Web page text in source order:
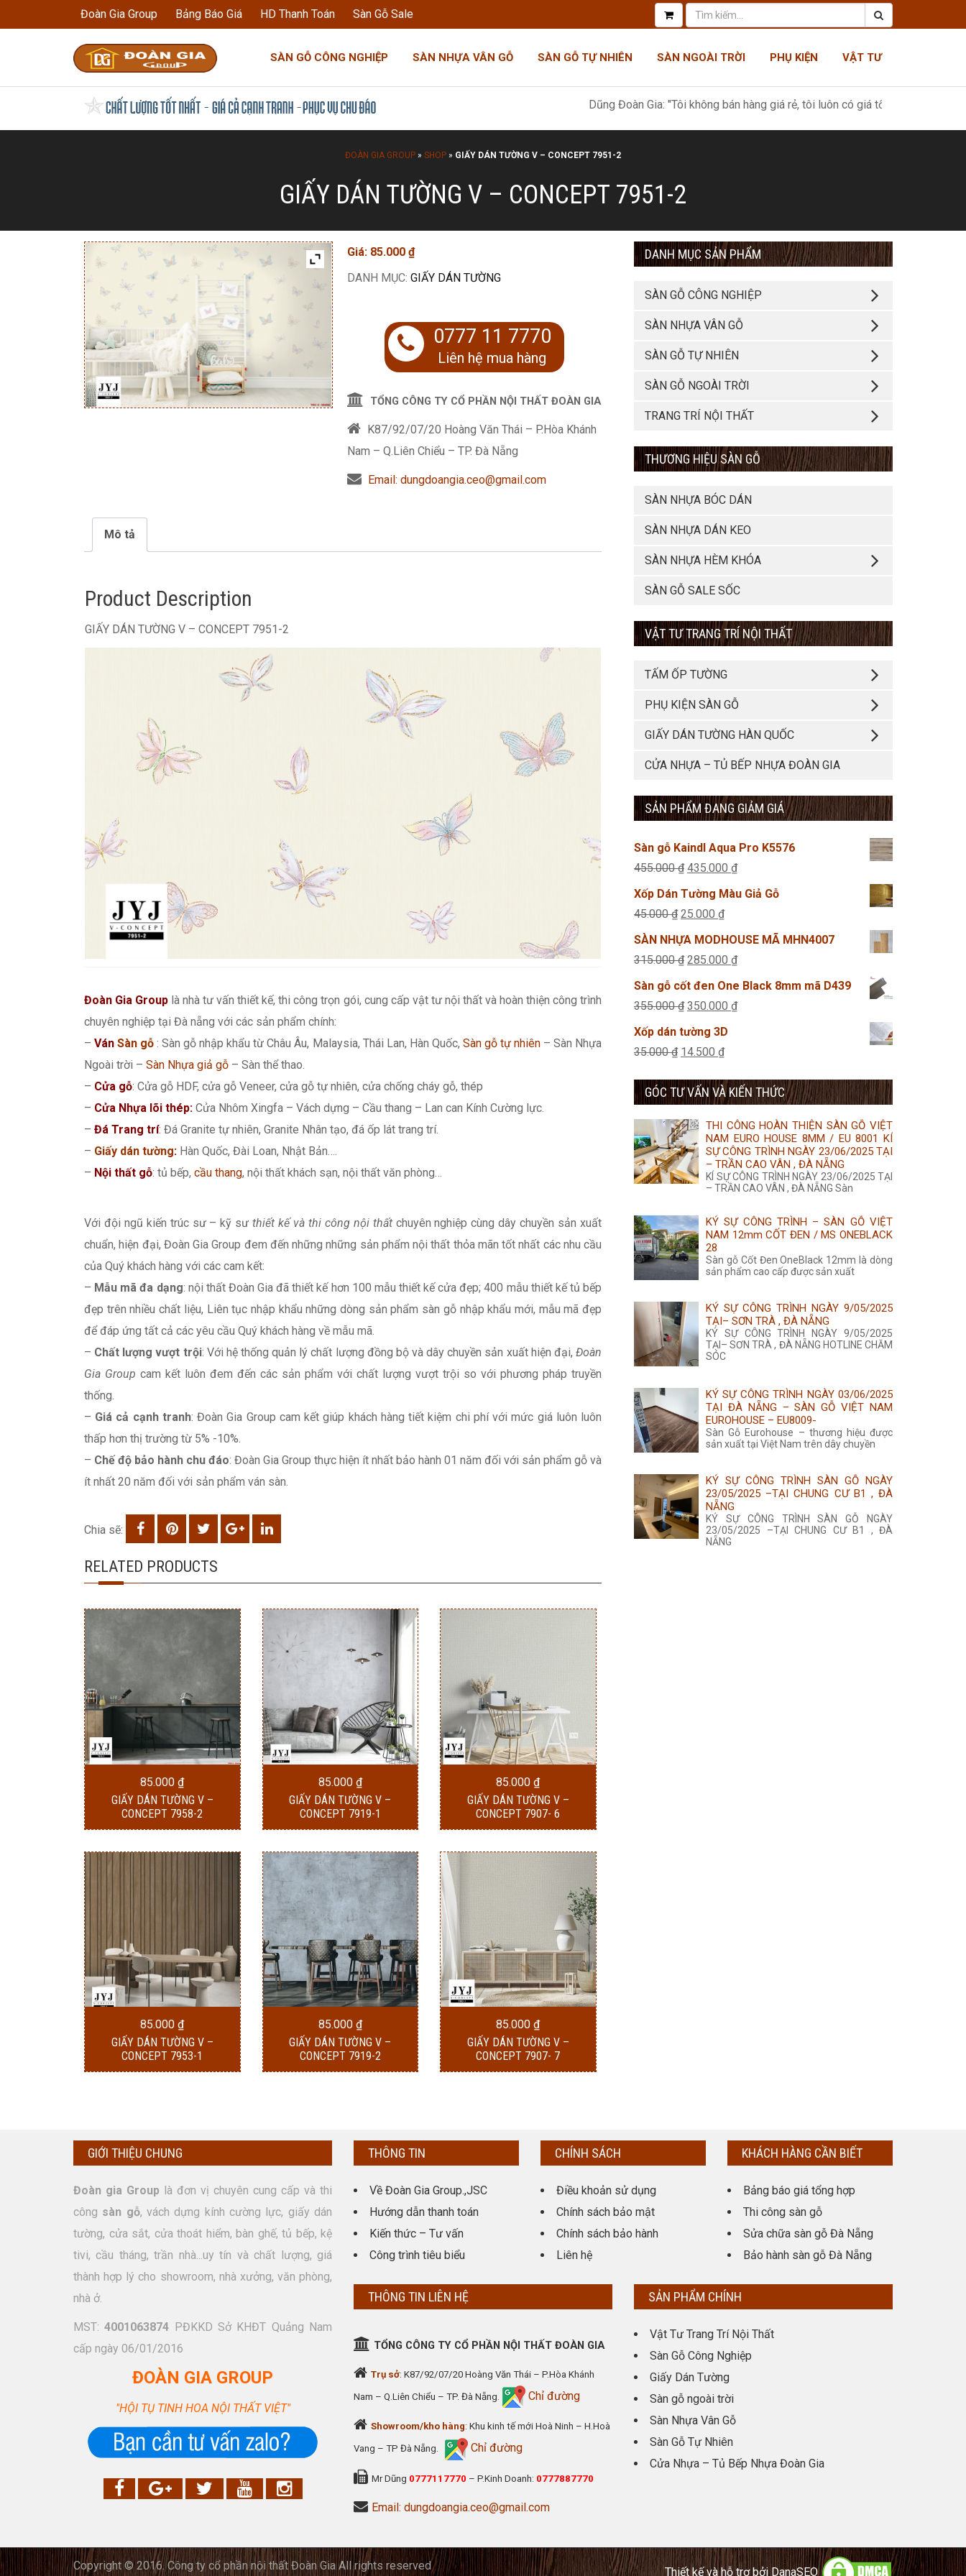
Đoàn Gia Group Bảng Báo Giá HD Thanh Toán Sàn Gỗ Sale
SÀN GỖ CÔNG NGHIỆP SÀN NHỰA VÂN GỖ SÀN GỖ TỰ NHIÊN SÀN NGOÀI TRỜI PHỤ KIỆN VẬT TƯ
Dũng Đoàn Gia: "Tôi không bán hàng giá rẻ, tôi luôn có giá tốt nhất, như một món
ĐOÀN GIA GROUP » SHOP » GIẤY DÁN TƯỜNG V – CONCEPT 7951-2
GIẤY DÁN TƯỜNG V – CONCEPT 7951-2
Giá: 85.000 ₫
DANH MỤC: GIẤY DÁN TƯỜNG
0777 11 7770
Liên hệ mua hàng
TỔNG CÔNG TY CỔ PHẦN NỘI THẤT ĐOÀN GIA
K87/92/07/20 Hoàng Văn Thái – P.Hòa Khánh
Nam – Q.Liên Chiểu – TP. Đà Nẵng
Email: dungdoangia.ceo@gmail.com
Mô tả
Product Description
GIẤY DÁN TƯỜNG V – CONCEPT 7951-2
Đoàn Gia Group là nhà tư vấn thiết kế, thi công trọn gói, cung cấp vật tư nội thất và hoàn thiện công trình
chuyên nghiệp tại Đà nẵng với các sản phẩm chính:
–VánSàn gỗ : Sàn gỗ nhập khẩu từ Châu Âu, Malaysia, Thái Lan, Hàn Quốc, Sàn gỗ tự nhiên– Sàn Nhựa
Ngoài trời – Sàn Nhựa giả gỗ – Sàn thể thao.
– Cửa gỗ: Cửa gỗ HDF, cửa gỗ Veneer, cửa gỗ tự nhiên, cửa chống cháy gỗ, thép
– Cửa Nhựa lõi thép: Cửa Nhôm Xingfa – Vách dựng – Cầu thang – Lan can Kính Cường lực.
– Đá Trang trí: Đá Granite tự nhiên, Granite Nhân tạo, đá ốp lát trang trí.
– Giấy dán tường: Hàn Quốc, Đài Loan, Nhật Bản….
– Nội thất gỗ: tủ bếp, cầu thang, nội thất khách sạn, nội thất văn phòng…
Với đội ngũ kiến trúc sư – kỹ sưthiết kế và thi công nội thấtchuyên nghiệp cùng dây chuyền sản xuất
chuẩn, hiện đại, Đoàn Gia Group đem đến những những sản phẩm nội thất thỏa mãn tốt nhất các nhu cầu
của Quý khách hàng với các cam kết:
– Mẫu mã đa dạng: nội thất Đoàn Gia đã thiết kế hơn 100 mẫu thiết kế cửa đẹp; 400 mẫu thiết kế tủ bếp
đẹp trên nhiều chất liệu, Liên tục nhập khẩu những dòng sản phẩm sàn gỗ nhập khẩu mới, mẫu mã đẹp
để đáp ứng tất cả các yêu cầu Quý khách hàng về mẫu mã.
– Chất lượng vượt trội: Với hệ thống quản lý chất lượng đồng bộ và dây chuyền sản xuất hiện đại,Đoàn
Gia Group cam kết luôn đem đến các sản phẩm với chất lượng vượt trội so với phương pháp truyền
thống.
– Giá cả cạnh tranh: Đoàn Gia Group cam kết giúp khách hàng tiết kiệm chi phí với mức giá luôn luôn
thấp hơn thị trường từ 5% -10%.
– Chế độ bảo hành chu đáo: Đoàn Gia Group thực hiện ít nhất bảo hành 01 năm đối với sản phẩm gỗ và
ít nhất 20 năm đối với sản phẩm ván sàn.
Chia sẽ:
RELATED PRODUCTS
85.000₫
GIẤY DÁN TƯỜNG V –
CONCEPT 7958-2
85.000 ₫
GIẤY DÁN TƯỜNG V –
CONCEPT 7919-1
85.000₫
GIẤY DÁN TƯỜNG V –
CONCEPT 7907- 6
85.000₫
GIẤY DÁN TƯỜNG V –
CONCEPT 7953-1
85.000 ₫
GIẤY DÁN TƯỜNG V –
CONCEPT 7919-2
85.000₫
GIẤY DÁN TƯỜNG V –
CONCEPT 7907- 7
DANH MỤC SẢN PHẨM
SÀN GỖ CÔNG NGHIỆP
SÀN NHỰA VÂN GỖ
SÀN GỖ TỰ NHIÊN
SÀN GỖ NGOÀI TRỜI
TRANG TRÍ NỘI THẤT
THƯƠNG HIỆU SÀN GỖ
SÀN NHỰA BÓC DÁN
SÀN NHỰA DÁN KEO
SÀN NHỰA HÈM KHÓA
SÀN GỖ SALE SỐC
VẬT TƯ TRANG TRÍ NỘI THẤT
TẤM ỐP TƯỜNG
PHỤ KIỆN SÀN GỖ
GIẤY DÁN TƯỜNG HÀN QUỐC
CỬA NHỰA – TỦ BẾP NHỰA ĐOÀN GIA
SẢN PHẨM ĐANG GIẢM GIÁ
Sàn gỗ Kaindl Aqua Pro K5576
455.000₫ Giá
gốc
là:
435.000 ₫Giá
hiện
435.000 ₫.
Xốp Dán Tường Màu Giả Gỗ
45.000₫ Giá
gốc
là:
25.000 ₫Giá
hiện
tại
25.000 ₫.
SÀN NHỰA MODHOUSE MÃ MHN4007
315.000₫ Giá
gốc
là:
285.000 ₫Giá
hiện
tại
Sàn gỗ cốt đen One Black 8mm mã D439
355.000₫ Giá
gốc
là:
350.000 ₫Giá
350.000 ₫.
Xốp dán tường 3D
35.000₫ Giá
là:
14.500 ₫Giá
tại
14.500 ₫.
GÓC TƯ VẤN VÀ KIẾN THỨC
THI CÔNG HOÀN THIỆN SÀN GỖ VIỆT
NAM EURO HOUSE 8MM / EU 8001 KÍ
SỰ CÔNG TRÌNH NGÀY 23/06/2025 TẠI
– TRẦN CAO VÂN , ĐÀ NẴNG
KÍ SỰ CÔNG TRÌNH NGÀY 23/06/2025 TẠI
– TRẦN CAO VÂN , ĐÀ NẴNG Sàn
KÝ SỰ CÔNG TRÌNH – SÀN GỖ VIỆT
NAM 12mm CỐT ĐEN / MS ONEBLACK
28
Sàn gỗ Cốt Đen OneBlack 12mm là dòng
sản phẩm cao cấp được sản xuất
KÝ SỰ CÔNG TRÌNH NGÀY 9/05/2025
TẠI– SƠN TRÀ , ĐÀ NẴNG
KÝ SỰ CÔNG TRÌNH NGÀY 9/05/2025
TẠI– SƠN TRÀ , ĐÀ NẴNG HOTLINE CHĂM
SÓC
KÝ SỰ CÔNG TRÌNH NGÀY 03/06/2025
TẠI ĐÀ NẴNG – SÀN GỖ VIỆT NAM
EUROHOUSE – EU8009-
Sàn Gỗ Eurohouse – thương hiệu được
sản xuất tại Việt Nam trên dây chuyền
KÝ SỰ CÔNG TRÌNH SÀN GỖ NGÀY
23/05/2025 –TẠI CHUNG CƯ B1 , ĐÀ
NẴNG
KÝ SỰ CÔNG TRÌNH SÀN GỖ NGÀY
23/05/2025 –TẠI CHUNG CƯ B1 , ĐÀ
NẴNG
GIỚI THIỆU CHUNG
Đoàn gia Group là đơn vị chuyên cung cấp và thi
công sàn gỗ, vách dựng kính cường lực, giấy dán
tường, cửa sắt, cửa thoát hiểm, bàn ghế, tủ bếp, kệ
tivi, cầu tháng, trần nhà...uy tín và chất lượng, giá
thành hợp lý cho showroom, nhà xưởng, văn phòng,
nhà ở.
MST:4001063874 PĐKKD Sở KHĐT Quảng Nam
cấp ngày 06/01/2016
ĐOÀN GIA GROUP
"HỘI TỤ TINH HOA NỘI THẤT VIỆT"
THÔNG TIN
Về Đoàn Gia Group.,JSC
Hướng dẫn thanh toán
Kiến thức – Tư vấn
Công trình tiêu biểu
CHÍNH SÁCH
Điều khoản sử dụng
Chính sách bảo mật
Chính sách bảo hành
Liên hệ
KHÁCH HÀNG CẦN BIẾT
Bảng báo giá tổng hợp
Thi công sàn gỗ
Sửa chữa sàn gỗ Đà Nẵng
Bảo hành sàn gỗ Đà Nẵng
THÔNG TIN LIÊN HỆ
TỔNG CÔNG TY CỔ PHẦN NỘI THẤT ĐOÀN GIA
Trụ sở: K87/92/07/20 Hoàng Văn Thái – P.Hòa Khánh
Nam – Q.Liên Chiểu – TP. Đà Nẵng. Chỉ đường
Showroom/kho hàng: Khu kinh tế mới Hoà Ninh – H.Hoà
Vang – TP Đà Nẵng. Chỉ đường
Mr Dũng 0777117770 – P.Kinh Doanh: 0777887770
Email: dungdoangia.ceo@gmail.com
SẢN PHẨM CHÍNH
Vật Tư Trang Trí Nội Thất
Sàn Gỗ Công Nghiệp
Giấy Dán Tường
Sàn gỗ ngoài trời
Sàn Nhựa Vân Gỗ
Sàn Gỗ Tự Nhiên
Cửa Nhựa – Tủ Bếp Nhựa Đoàn Gia
Copyright © 2016. Công ty cổ phần nội thất Đoàn Gia All rights reserved Thiết kế và hỗ trợ bởi DanaSEO